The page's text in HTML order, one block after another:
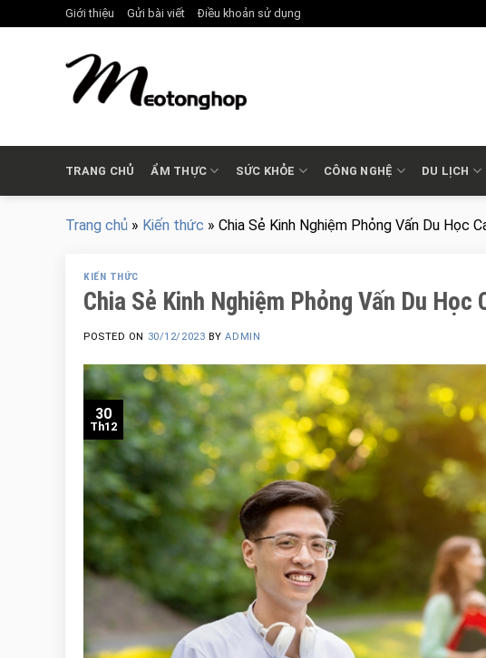
to
Giới thiệu Gửi bài viết Điều khoản sử dụng
TRANG CHỦ ẨM THỰC SỨC KHỎE CÔNG NGHỆ DU LỊCH
Trang chủ » Kiến thức » Chia Sẻ Kinh Nghiệm Phỏng Vấn Du Học
KIẾN THỨC
Chia Sẻ Kinh Nghiệm Phỏng Vấn Du Học
POSTED ON 30/12/2023 BYADMIN
30
Th12